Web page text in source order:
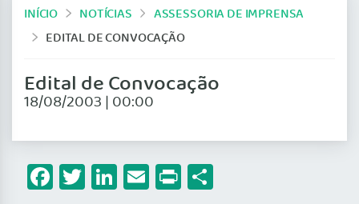
INÍCIO NOTÍCIAS
ASSESSORIA DE IMPRENSA
EDITAL DE CONVOCAÇÃO
Edital de Convocação
18/08/2003 | 00:00
Facebook
Twitter
LinkedIn
Email
Print